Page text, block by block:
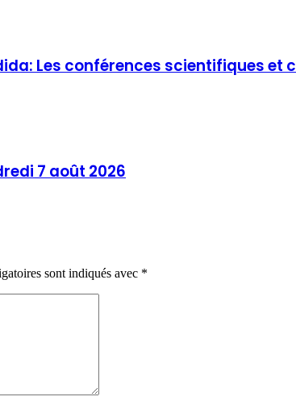
Les conférences scientifiques
7 août 2026
sont indiqués avec *